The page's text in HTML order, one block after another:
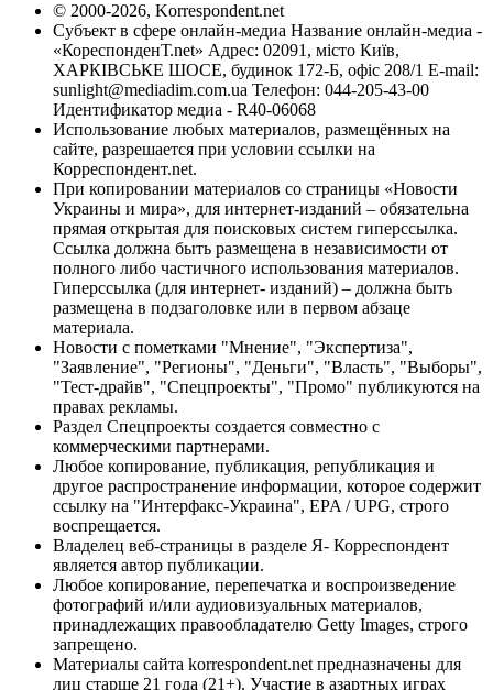
© 2000-2026, Korrespondent.net
Субъект в сфере онлайн-медиа Название онлайн-медиа -
«КореспонденТ.net» Адрес: 02091, місто Київ,
ХАРКІВСЬКЕ ШОСЕ, будинок 172-Б, офіс 208/1 E-mail:
sunlight@mediadim.com.ua Телефон: 044-205-43-00
Идентификатор медиа - R40-06068
Использование любых материалов, размещённых на
сайте, разрешается при условии ссылки на
Корреспондент.net.
При копировании материалов со страницы «Новости
Украины и мира», для интернет-изданий – обязательна
прямая открытая для поисковых систем гиперссылка.
Ссылка должна быть размещена в независимости от
полного либо частичного использования материалов.
Гиперссылка (для интернет- изданий) – должна быть
размещена в подзаголовке или в первом абзаце
материала.
Новости с пометками "Мнение", "Экспертиза",
"Заявление", "Регионы", "Деньги", "Власть", "Выборы",
"Тест-драйв", "Спецпроекты", "Промо" публикуются на
правах рекламы.
Раздел Спецпроекты создается совместно с
коммерческими партнерами.
Любое копирование, публикация, републикация и
другое распространение информации, которое содержит
ссылку на "Интерфакс-Украина", EPA / UPG, строго
воспрещается.
Владелец веб-страницы в разделе Я- Корреспондент
является автор публикации.
Любое копирование, перепечатка и воспроизведение
фотографий и/или аудиовизуальных материалов,
принадлежащих правообладателю Getty Images, строго
запрещено.
Материалы сайта korrespondent.net предназначены для
лиц старше 21 года (21+). Участие в азартных играх